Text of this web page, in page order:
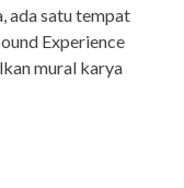
ada satu tempat
Experience
mural karya